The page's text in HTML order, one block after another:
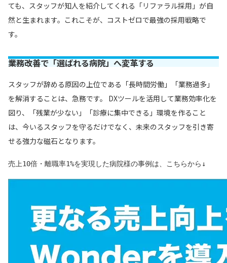
ても、スタッフが知人を紹介してくれる「リファラル採用」が自
然と生まれます。これこそが、コストゼロで最強の採用戦略で
す。
業務改善で「選ばれる病院」へ変革する
スタッフが辞める原因の上位である「長時間労働」「業務過多」
を解消することは、急務です。 DXツールを活用して業務効率化を
図り、「残業が少ない」「診療に集中できる」環境を作ること
は、今いるスタッフを守るだけでなく、未来のスタッフを引き寄
せる強力な磁石となります。
売上10倍・離職率1%を実現した病院様の事例は、こちらから↓